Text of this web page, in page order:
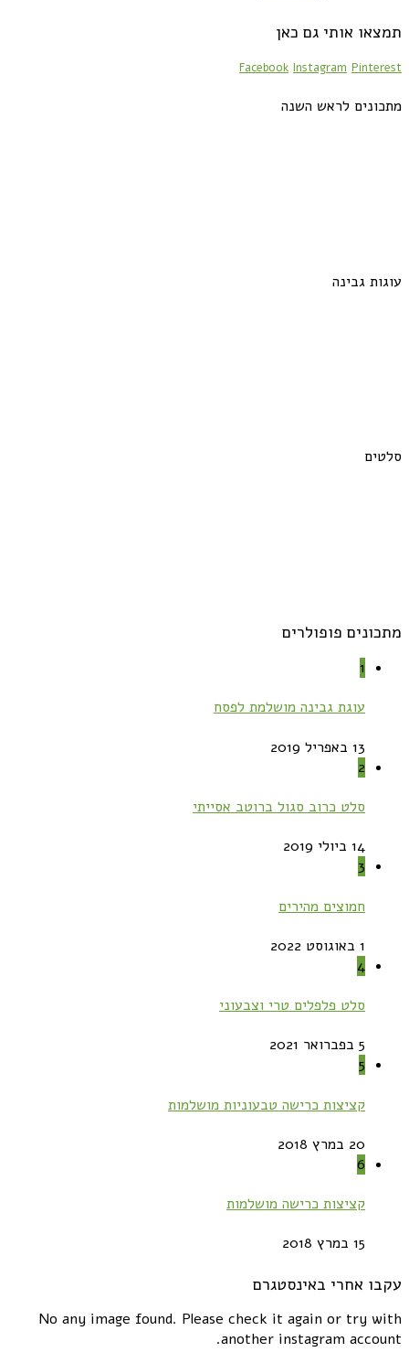
תמצאו אותי גם כאן
Facebook Instagram Pinterest
מתכונים לראש השנה
עוגות גבינה
סלטים
מתכונים פופולרים
1
עוגת גבינה מושלמת לפסח
13 באפריל 2019
2
סלט כרוב סגול ברוטב אסייתי
14 ביולי 2019
3
חמוצים מהירים
1 באוגוסט 2022
4
סלט פלפלים טרי וצבעוני
5 בפברואר 2021
5
קציצות כרישה טבעוניות מושלמות
20 במרץ 2018
6
קציצות כרישה מושלמות
15 במרץ 2018
עקבו אחרי באינסטגרם
No any image found. Please check it again or try with
another instagram account.